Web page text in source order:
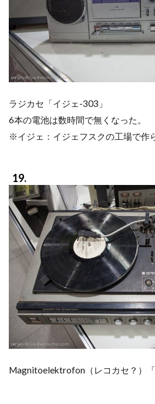
ラジカセ「イジェ-303」
6本の電池は数時間で無くなった。
※イジェ：イジェフスクの工場で作
19.
Magnitoelektrofon（レコカセ？）